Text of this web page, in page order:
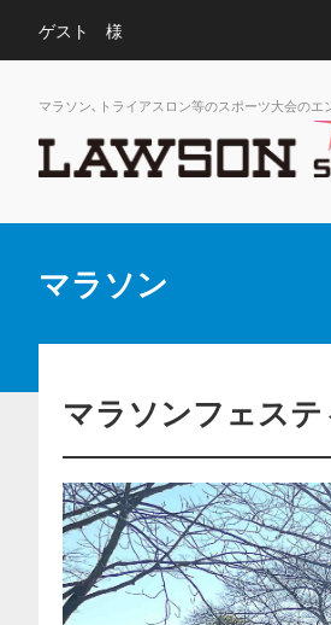
ゲスト 様
マラソン､トライアスロン等のスポーツ大会の
マラソン
マラソンフェス